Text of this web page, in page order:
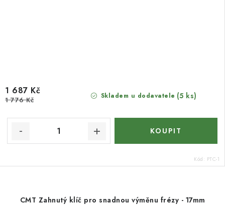
Skladem u dodavatele (5 ks)
1 687 Kč
1 776 Kč
Kód: PTC-1
CMT Zahnutý klíč pro snadnou výměnu frézy - 17mm